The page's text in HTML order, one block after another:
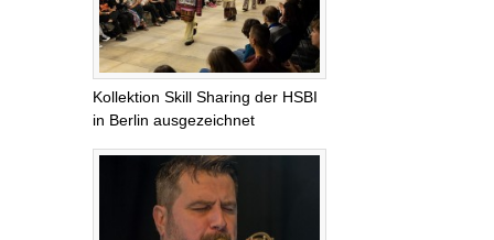
Kollektion Skill Sharing der HSBI
in Berlin ausgezeichnet